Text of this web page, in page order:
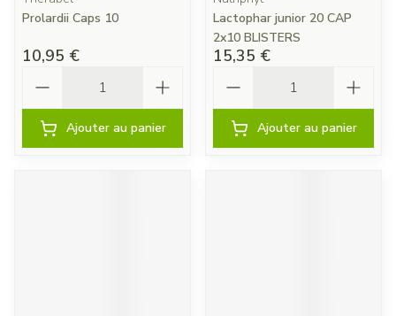
Prolardii Caps 10
10,95 €
Ajouter au panier
Lactophar junior 20 CAP
2x10 BLISTERS
15,35 €
Ajouter au panier